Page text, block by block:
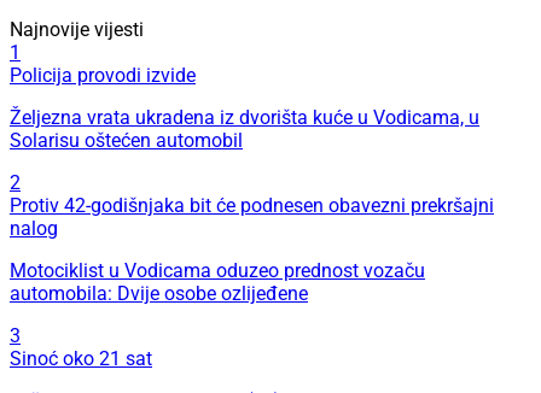
Najnovije vijesti
1
Policija provodi izvide
Željezna vrata ukradena iz dvorišta kuće u Vodicama, u
Solarisu oštećen automobil
2
Protiv 42-godišnjaka bit će podnesen obavezni prekršajni
nalog
Motociklist u Vodicama oduzeo prednost vozaču
automobila: Dvije osobe ozlijeđene
3
Sinoć oko 21 sat